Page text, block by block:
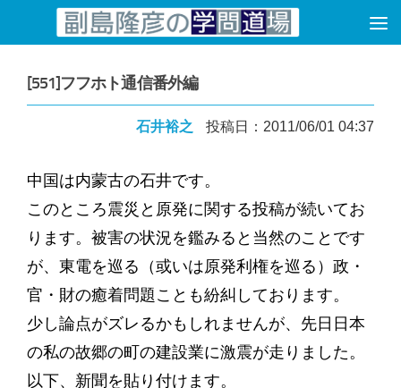
コンテンツへスキップ
[551]フフホト通信番外編
石井裕之 投稿日：2011/06/01 04:37
中国は内蒙古の石井です。
このところ震災と原発に関する投稿が続いてお
ります。被害の状況を鑑みると当然のことです
が、東電を巡る（或いは原発利権を巡る）政・
官・財の癒着問題ことも紛糾しております。
少し論点がズレるかもしれませんが、先日日本
の私の故郷の町の建設業に激震が走りました。
以下、新聞を貼り付けます。